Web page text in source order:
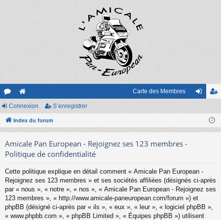
or
u
s
e
sit
Carte des Membres
nr
r
Connexion S’enregistrer
Index du forum
Amicale Pan European - Rejoignez ses 123 membres -
Politique de confidentialité
Cette politique explique en détail comment « Amicale Pan European -
Rejoignez ses 123 membres » et ses sociétés affiliées (désignés ci-après
par « nous », « notre », « nos », « Amicale Pan European - Rejoignez ses
123 membres », « http://www.amicale-paneuropean.com/forum ») et
phpBB (désigné ci-après par « ils », « eux », « leur », « logiciel phpBB »,
« www.phpbb.com », « phpBB Limited », « Équipes phpBB ») utilisent